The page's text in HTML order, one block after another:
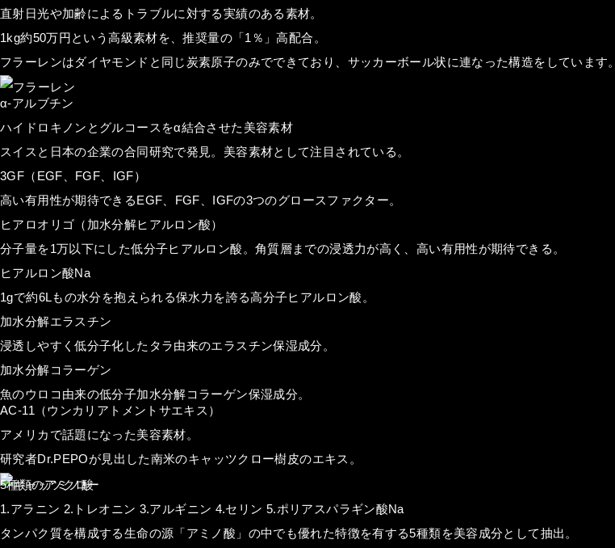
直射日光や加齢によるトラブルに対する実績のある素材。
1kg約50万円という高級素材を、推奨量の「1％」高配合。
フラーレンはダイヤモンドと同じ炭素原子のみでできており、サッカーボール状に連なった構造をしています。
α-アルブチン
ハイドロキノンとグルコースをα結合させた美容素材
スイスと日本の企業の合同研究で発見。美容素材として注目されている。
3GF（EGF、FGF、IGF）
高い有用性が期待できるEGF、FGF、IGFの3つのグロースファクター。
ヒアロオリゴ（加水分解ヒアルロン酸）
分子量を1万以下にした低分子ヒアルロン酸。角質層までの浸透力が高く、高い有用性が期待できる。
ヒアルロン酸Na
1gで約6Lもの水分を抱えられる保水力を誇る高分子ヒアルロン酸。
加水分解エラスチン
浸透しやすく低分子化したタラ由来のエラスチン保湿成分。
加水分解コラーゲン
魚のウロコ由来の低分子加水分解コラーゲン保湿成分。
AC-11（ウンカリアトメントサエキス）
アメリカで話題になった美容素材。
研究者Dr.PEPOが見出した南米のキャッツクロー樹皮のエキス。
5種類のアミノ酸
1.アラニン 2.トレオニン 3.アルギニン 4.セリン 5.ポリアスパラギン酸Na
タンパク質を構成する生命の源「アミノ酸」の中でも優れた特徴を有する5種類を美容成分として抽出。